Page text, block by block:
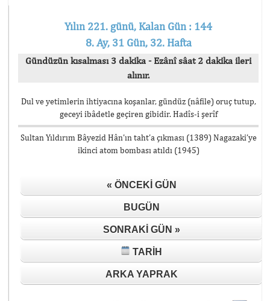
Yılın 221. günü, Kalan Gün : 144
8. Ay, 31 Gün, 32. Hafta
Gündüzün kısalması 3 dakika - Ezânî sâat 2 dakika ileri
alınır.
Dul ve yetimlerin ihtiyacına koşanlar, gündüz (nâfile) oruç tutup,
geceyi ibâdetle geçiren gibidir. Hadîs-i şerîf
Sultan Yıldırım Bâyezid Hân’ın taht’a çıkması (1389) Nagazaki’ye
ikinci atom bombası atıldı (1945)
« ÖNCEKI GÜN
BUGÜN
SONRAKI GÜN »
TARIH
ARKA YAPRAK